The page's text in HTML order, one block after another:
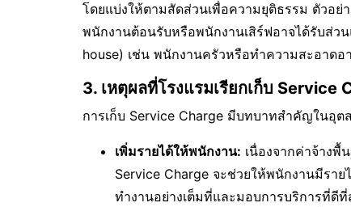
โดยแบ่งให้ตามสัดส่วนเพื่อความยุติธรรม ตัวอ
พนักงานต้อนรับหรือพนักงานเสิร์ฟอาจได้รับส่
house) เช่น พนักงานครัวหรือทำความสะอาดอ
3. เหตุผลที่โรงแรมเรียกเก็บ Service
การเก็บ Service Charge มีบทบาทสำคัญในอุ
เพิ่มรายได้ให้พนักงาน: เนื่องจากค่าจ้างพื้
Service Charge จะช่วยให้พนักงานมีราย
ทำงานอย่างเต็มที่และมอบการบริการที่ดี